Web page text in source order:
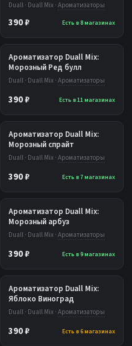
Duall · Duall Mix · Ароматизаторы
390 ₽ Есть в 8 магазинах
Ароматизатор Duall Mix:
Морозный Ред булл
Duall · Duall Mix · Ароматизаторы
390 ₽ Есть в 11 магазинах
Ароматизатор Duall Mix:
Морозный спрайт
Duall · Duall Mix · Ароматизаторы
390 ₽ Есть в 7 магазинах
Ароматизатор Duall Mix:
Морозный арбуз
Duall · Duall Mix · Ароматизаторы
390 ₽ Есть в 9 магазинах
Ароматизатор Duall Mix:
Яблоко Виноград
Duall · Duall Mix · Ароматизаторы
390 ₽ Есть в 6 магазинах